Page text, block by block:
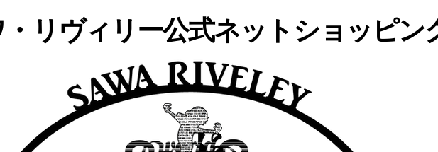
リヴィリー公式ネットショッピ